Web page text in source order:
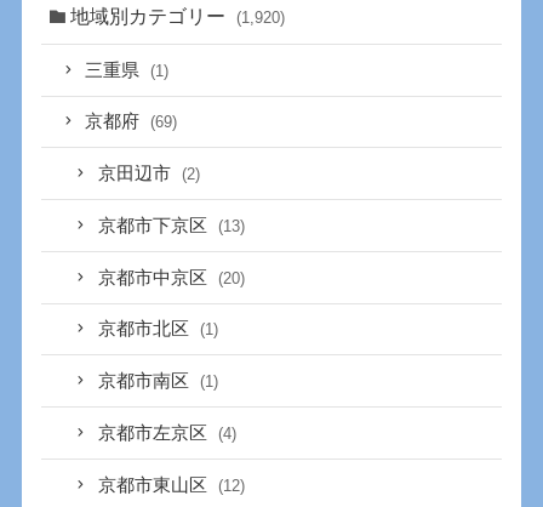
地域別カテゴリー (1,920)
三重県 (1)
京都府 (69)
京田辺市 (2)
京都市下京区 (13)
京都市中京区 (20)
京都市北区 (1)
京都市南区 (1)
京都市左京区 (4)
京都市東山区 (12)